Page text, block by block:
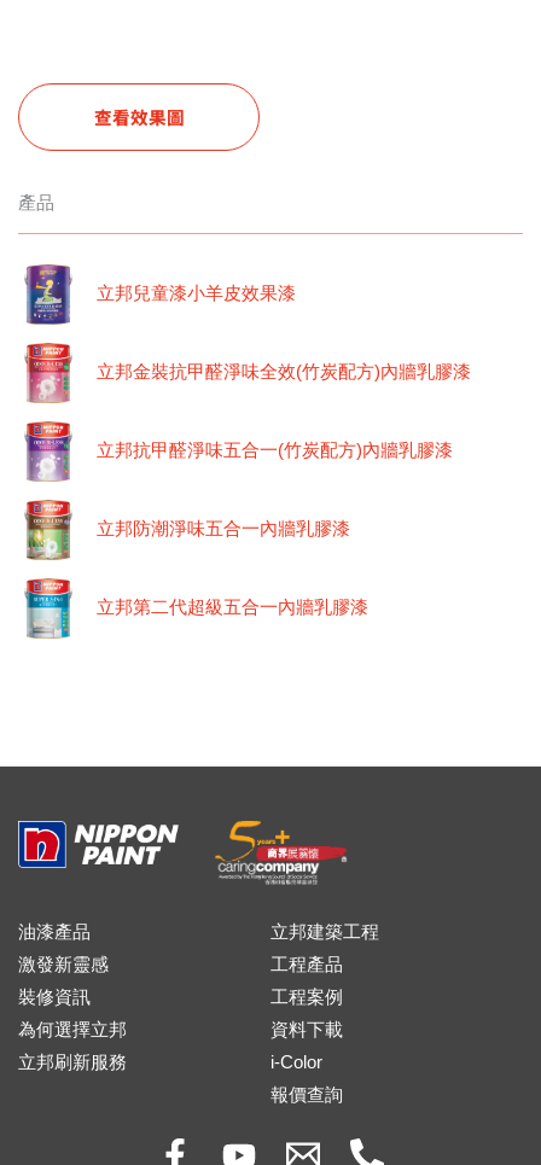
查看效果圖
產品
立邦兒童漆小羊皮效果漆
立邦金裝抗甲醛淨味全效(竹炭配方)內牆乳膠漆
立邦抗甲醛淨味五合一(竹炭配方)內牆乳膠漆
立邦防潮淨味五合一內牆乳膠漆
立邦第二代超級五合一內牆乳膠漆
油漆產品
激發新靈感
裝修資訊
為何選擇立邦
立邦刷新服務
立邦建築工程
工程產品
工程案例
資料下載
i-Color
報價查詢